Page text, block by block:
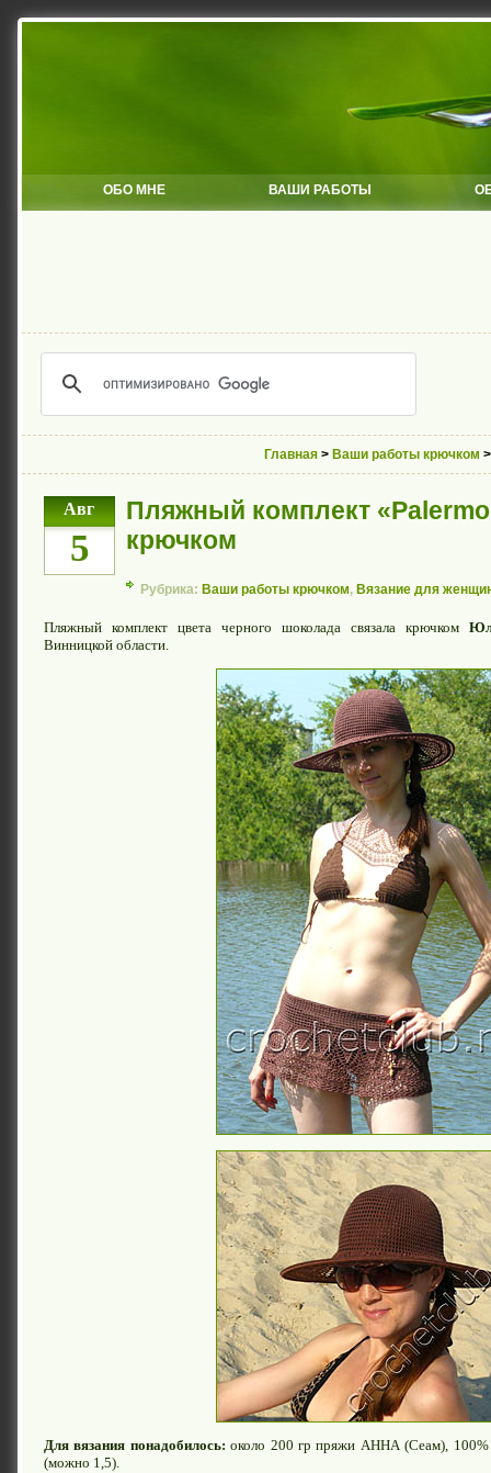
ОБО МНЕ ВАШИ РАБОТЫ
Главная > Ваши работы крючком
Авг
5
Пляжный комплект
крючком
Рубрика: Ваши работы крючком, Вязание для
Пляжный комплект цвета черного шоколада связала крючком
Винницкой области.
Для вязания понадобилось: около 200 гр пряжи АННА (Сеам),
(можно 1,5).